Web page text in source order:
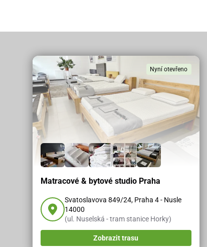
Nyní otevřeno
Matracové & bytové studio Praha
Svatoslavova 849/24, Praha 4 - Nusle
14000
(ul. Nuselská - tram stanice Horky)
Zobrazit trasu